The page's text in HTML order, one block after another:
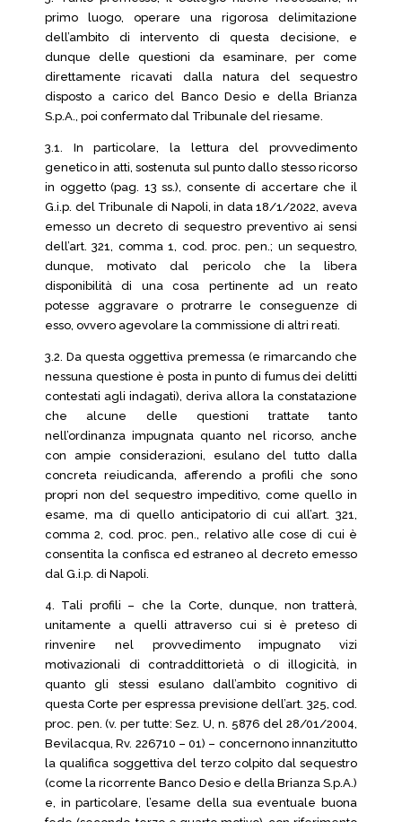
primo luogo, operare una rigorosa delimitazione
dell’ambito di intervento di questa decisione, e
dunque delle questioni da esaminare, per come
direttamente ricavati dalla natura del sequestro
disposto a carico del Banco Desio e della Brianza
S.p.A., poi confermato dal Tribunale del riesame.
3.1. In particolare, la lettura del provvedimento
genetico in atti, sostenuta sul punto dallo stesso ricorso
in oggetto (pag. 13 ss.), consente di accertare che il
G.i.p. del Tribunale di Napoli, in data 18/1/2022, aveva
emesso un decreto di sequestro preventivo ai sensi
dell’art. 321, comma 1, cod. proc. pen.; un sequestro,
dunque, motivato dal pericolo che la libera
disponibilità di una cosa pertinente ad un reato
potesse aggravare o protrarre le conseguenze di
esso, ovvero agevolare la commissione di altri reati.
3.2. Da questa oggettiva premessa (e rimarcando che
nessuna questione è posta in punto di fumus dei delitti
contestati agli indagati), deriva allora la constatazione
che alcune delle questioni trattate tanto
nell’ordinanza impugnata quanto nel ricorso, anche
con ampie considerazioni, esulano del tutto dalla
concreta reiudicanda, afferendo a profili che sono
propri non del sequestro impeditivo, come quello in
esame, ma di quello anticipatorio di cui all’art. 321,
comma 2, cod. proc. pen., relativo alle cose di cui è
consentita la confisca ed estraneo al decreto emesso
dal G.i.p. di Napoli.
4. Tali profili – che la Corte, dunque, non tratterà,
unitamente a quelli attraverso cui si è preteso di
rinvenire nel provvedimento impugnato vizi
motivazionali di contraddittorietà o di illogicità, in
quanto gli stessi esulano dall’ambito cognitivo di
questa Corte per espressa previsione dell’art. 325, cod.
proc. pen. (v. per tutte: Sez. U, n. 5876 del 28/01/2004,
Bevilacqua, Rv. 226710 – 01) – concernono innanzitutto
la qualifica soggettiva del terzo colpito dal sequestro
(come la ricorrente Banco Desio e della Brianza S.p.A.)
e, in particolare, l’esame della sua eventuale buona